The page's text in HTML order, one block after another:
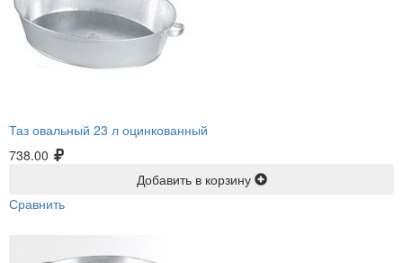
Таз овальный 23 л оцинкованный
738.00
Добавить в корзину
Сравнить